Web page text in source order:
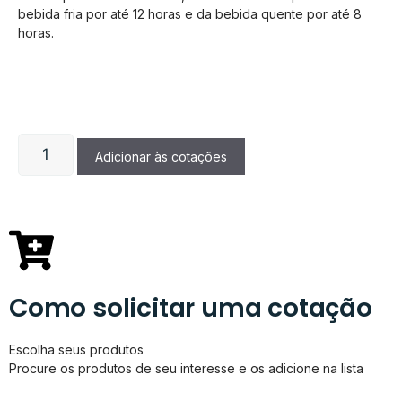
bebida fria por até 12 horas e da bebida quente por até 8
horas.
Adicionar às cotações
Como solicitar uma cotação
Escolha seus produtos
Procure os produtos de seu interesse e os adicione na lista